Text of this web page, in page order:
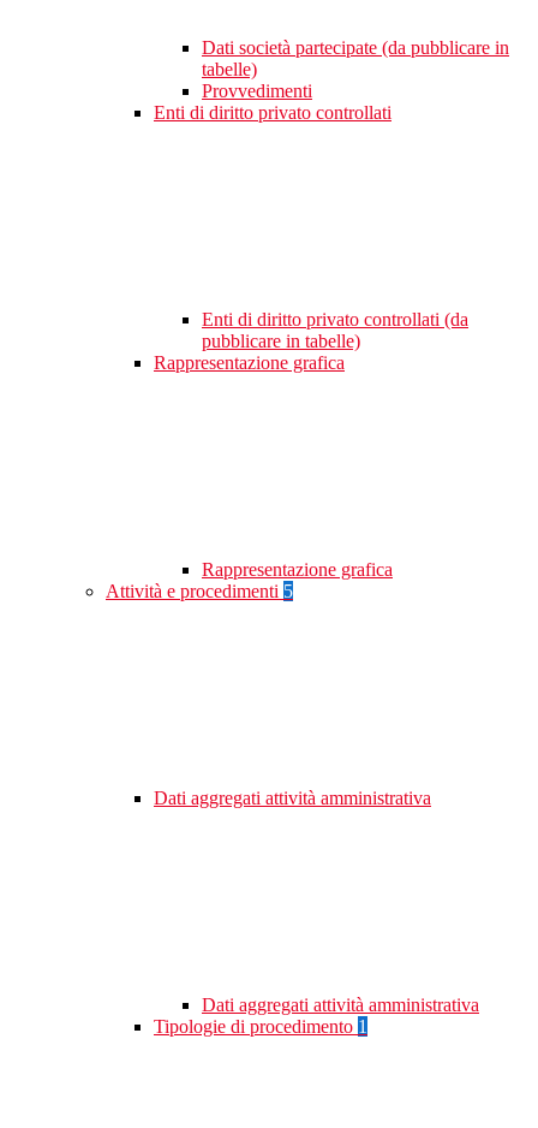
Dati società partecipate (da pubblicare in
tabelle)
Provvedimenti
Enti di diritto privato controllati
Enti di diritto privato controllati (da
pubblicare in tabelle)
Rappresentazione grafica
Rappresentazione grafica
Attività e procedimenti 5
Dati aggregati attività amministrativa
Dati aggregati attività amministrativa
Tipologie di procedimento 1